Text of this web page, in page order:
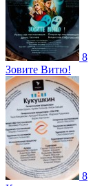
8
Зовите Витю!
8